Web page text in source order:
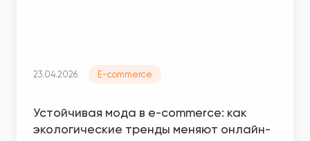
23.04.2026 E-commerce
Устойчивая мода в e-commerce: как
экологические тренды меняют онлайн-